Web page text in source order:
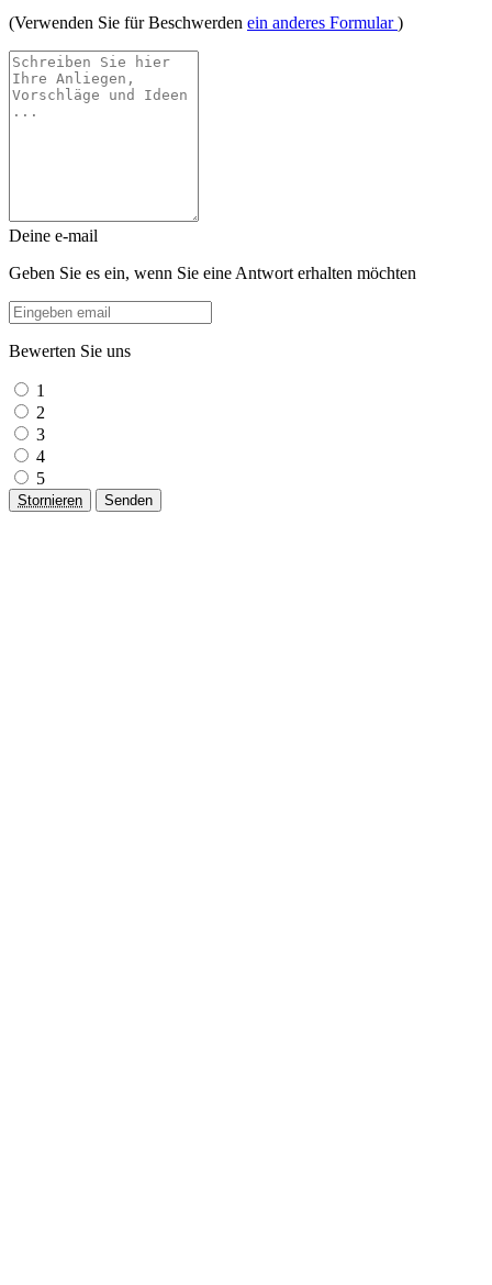
(Verwenden Sie für Beschwerden ein anderes Formular)
Deine e-mail
Geben Sie es ein, wenn Sie eine Antwort erhalten möchten
Bewerten Sie uns
1
2
3
4
5
Stornieren Senden